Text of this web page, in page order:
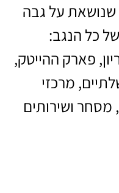
על גבה
כל הנגב:
פארק ההייטק,
מרכזי
ושירותים